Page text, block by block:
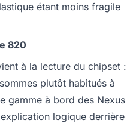
étant moins fragile
820
à la lecture du chipset :
plutôt habitués à
gamme à bord des Nexus
logique derrière